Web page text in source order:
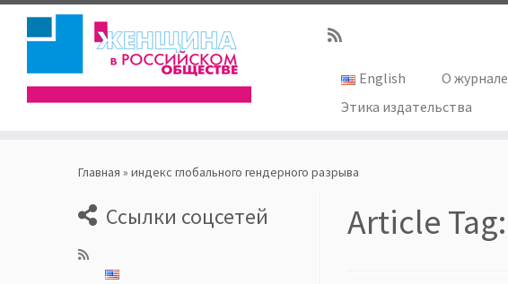
English О журнале
Этика издательства
Главная » индекс глобального гендерного разрыва
Ссылки соцсетей Article Tag: